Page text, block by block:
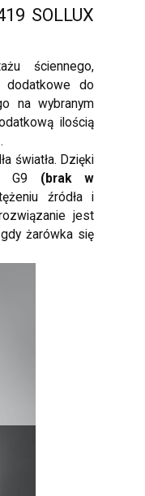
SOLLUX
ściennego,
dodatkowe do
na wybranym
ilością
światła. Dzięki
G9 (brak w
źródła i
jest
żarówka się